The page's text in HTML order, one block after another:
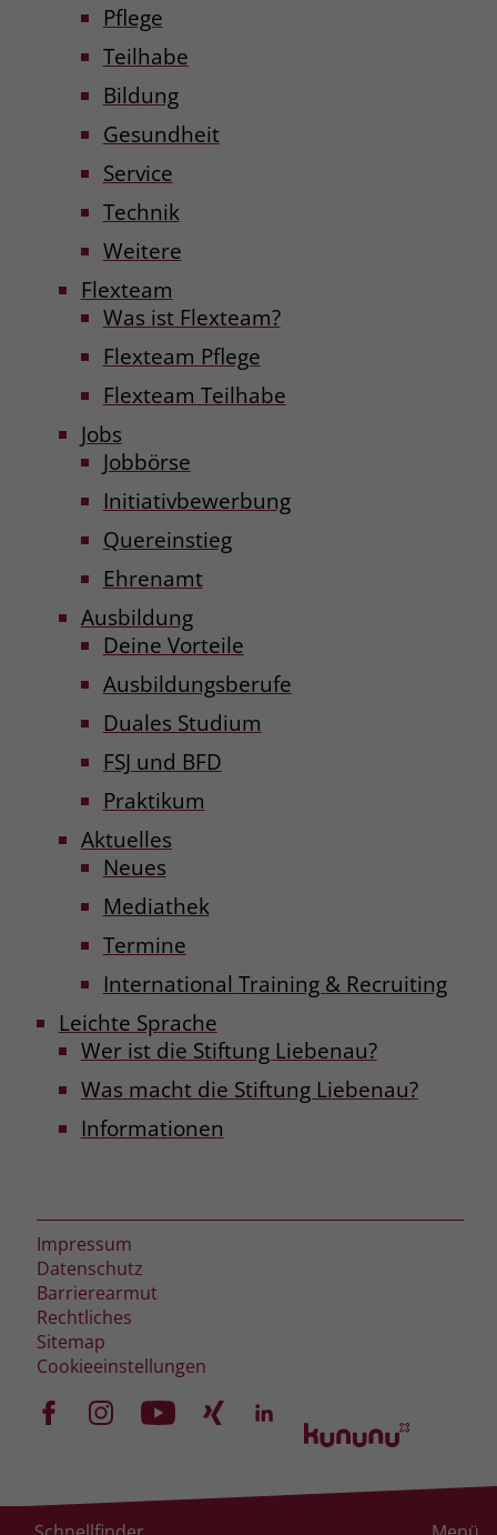
Pflege
Teilhabe
Bildung
Gesundheit
Service
Technik
Weitere
Flexteam
Was ist Flexteam?
Flexteam Pflege
Flexteam Teilhabe
Jobs
Jobbörse
Initiativbewerbung
Quereinstieg
Ehrenamt
Ausbildung
Deine Vorteile
Ausbildungsberufe
Duales Studium
FSJ und BFD
Praktikum
Aktuelles
Neues
Mediathek
Termine
International Training & Recruiting
Leichte Sprache
Wer ist die Stiftung Liebenau?
Was macht die Stiftung Liebenau?
Informationen
Impressum
Datenschutz
Barrierearmut
Rechtliches
Sitemap
Cookieeinstellungen